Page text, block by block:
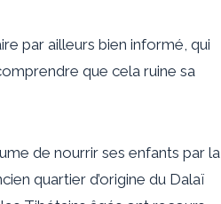
par ailleurs bien informé, qui
que cela ruine sa
de nourrir ses enfants par la
quartier d’origine du Dalaï